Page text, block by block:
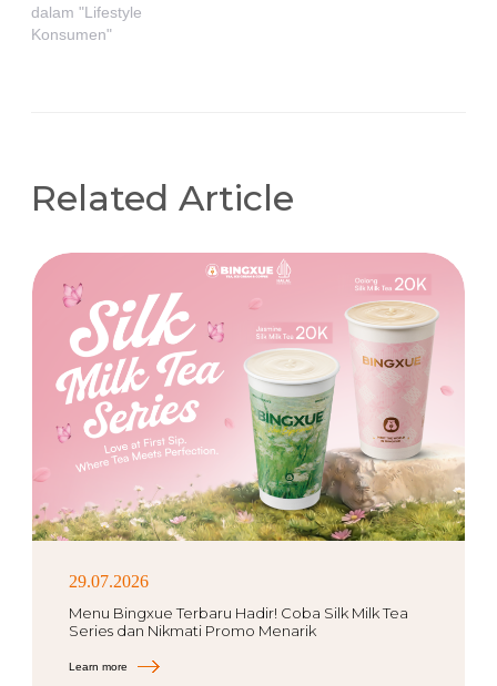
dalam "Lifestyle
Konsumen"
Related Article
29.07.2026
Menu Bingxue Terbaru Hadir! Coba Silk Milk Tea
Series dan Nikmati Promo Menarik
Learn more